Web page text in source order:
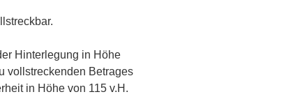
Hinterlegung in Höhe
vollstreckenden Betrages
in Höhe von 115 v.H.